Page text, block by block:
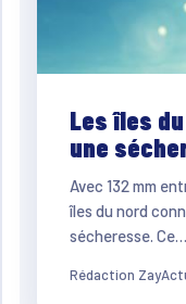
Les îles
une
Avec 132 mm
îles du nord
sécheresse. Ce…
Rédaction